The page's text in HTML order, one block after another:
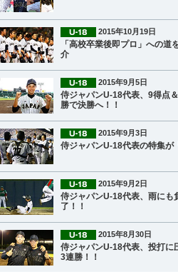
2015年10月19日
「高校卒業後即プロ」への
介
2015年9月5日
侍ジャパンU-18代表、9得点
勝で決勝へ！！
2015年9月3日
侍ジャパンU-18代表の特集が
2015年9月2日
侍ジャパンU-18代表、雨にも
了！！
2015年8月30日
侍ジャパンU-18代表、投打に
3連勝！！